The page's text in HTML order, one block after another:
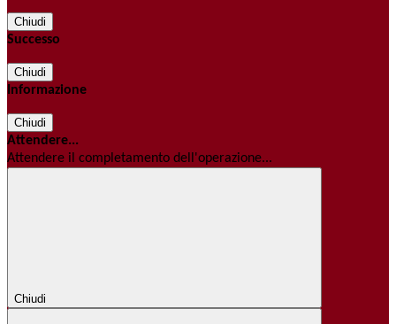
Chiudi
Successo
Chiudi
Informazione
Chiudi
Attendere...
Attendere il completamento dell'operazione...
Chiudi